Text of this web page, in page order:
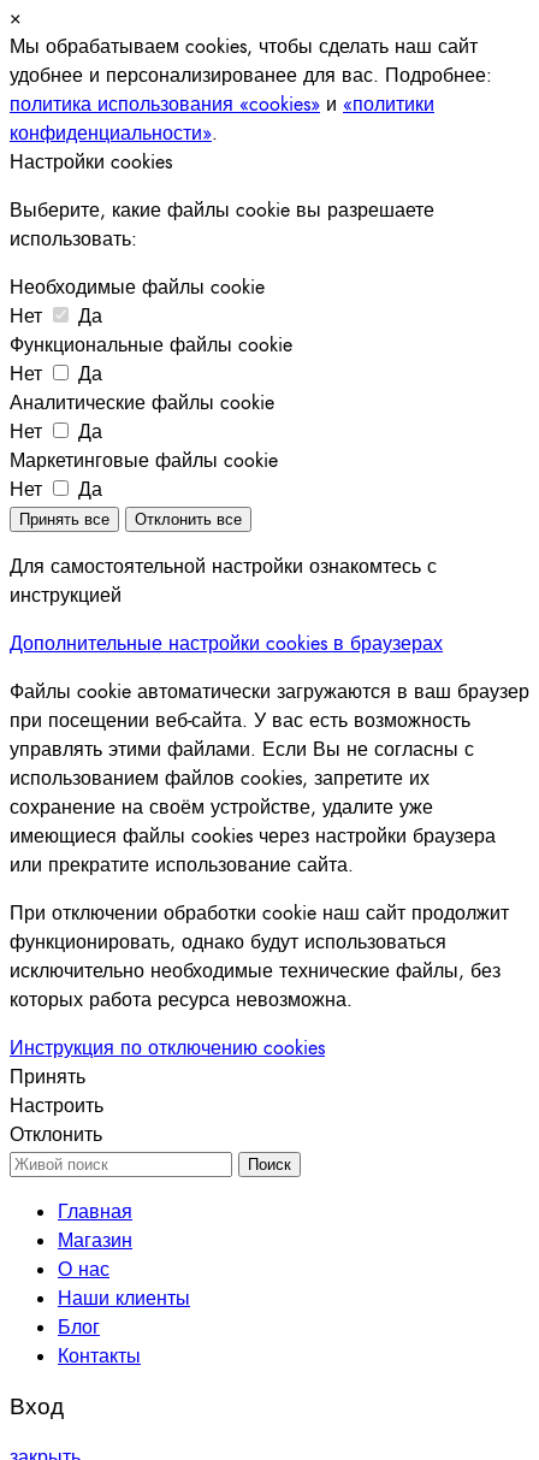
×
Мы обрабатываем cookies, чтобы сделать наш сайт
удобнее и персонализированее для вас. Подробнее:
политика использования «cookies» и «политики
конфиденциальности».
Настройки cookies
Выберите, какие файлы cookie вы разрешаете
использовать:
Необходимые файлы cookie
Нет
Да
Функциональные файлы cookie
Нет
Да
Аналитические файлы cookie
Нет
Да
Маркетинговые файлы cookie
Нет
Да
Принять все Отклонить все
Для самостоятельной настройки ознакомтесь с
инструкцией
Дополнительные настройки cookies в браузерах
Файлы cookie автоматически загружаются в ваш браузер
при посещении веб-сайта. У вас есть возможность
управлять этими файлами. Если Вы не согласны с
использованием файлов cookies, запретите их
сохранение на своём устройстве, удалите уже
имеющиеся файлы cookies через настройки браузера
или прекратите использование сайта.
При отключении обработки cookie наш сайт продолжит
функционировать, однако будут использоваться
исключительно необходимые технические файлы, без
которых работа ресурса невозможна.
Инструкция по отключению cookies
Принять
Настроить
Отклонить
Поиск
Главная
Магазин
О нас
Наши клиенты
Блог
Контакты
Вход